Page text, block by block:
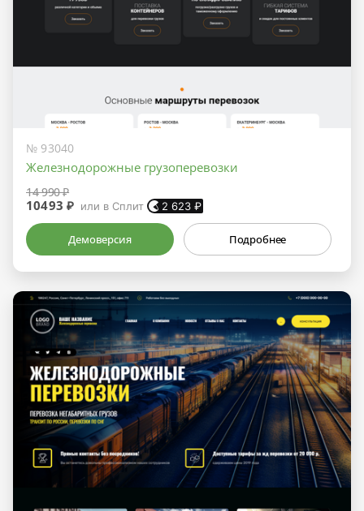
№ 93040
Железнодорожные грузоперевозки
14 990 ₽
10493 ₽ или в Сплит 2 623 ₽
Демоверсия Подробнее